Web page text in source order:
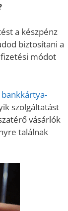
a készpénz
biztosítani a
módot
szolgáltatást
vásárlók
találnak